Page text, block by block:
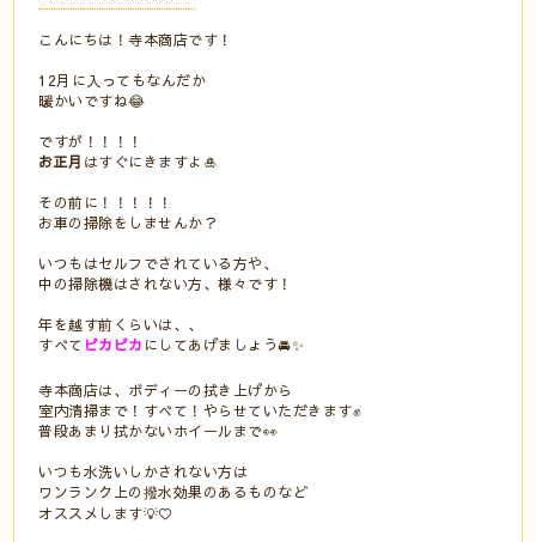
こんにちは！寺本商店です！
12月に入ってもなんだか
暖かいですね😂
ですが！！！！
お正月 はすぐにきますよ🎍
その前に！！！！！
お車の掃除をしませんか？
いつもはセルフでされている方や、
中の掃除機はされない方、様々です！
年を越す前くらいは、、
すべてピカピカ にしてあげましょう🚘✨
寺本商店は、ボディーの拭き上げから
室内清掃まで！すべて！やらせていただきます✊
普段あまり拭かないホイールまで👀
いつも水洗いしかされない方は
ワンランク上の撥水効果のあるものなど
オススメします💡♡